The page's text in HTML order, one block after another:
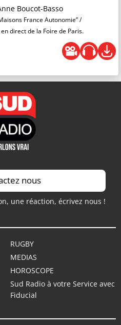
Boucot-Basso
France Autonomie” /
direct de la Foire de Paris.
nous
une réaction, écrivez nous !
RUGBY
MEDIAS
HOROSCOPE
Sud Radio à votre Service avec
Fiducial